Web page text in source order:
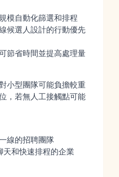
模自動化篩選和排程
候選人設計的行動優先
節省時間並提高處理量
小型團隊可能負擔較重
，若無人工接觸點可能
線的招聘團隊
和快速排程的企業